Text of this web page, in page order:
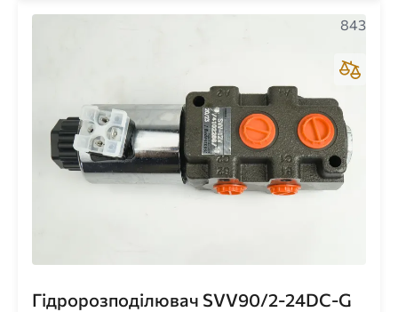
Гідророзподілювач SVV90/2-24DC-G
843